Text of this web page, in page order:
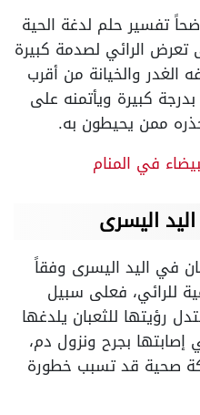
تفسير حلم لدغة الحية
الرائي لصدمة كبيرة
الغدر والخيانة من أقرب
كبيرة ويأتمنه على
ممن يحيطون به.
في المنام
اليسرى
في اليد اليسرى وفقاً
للرائي، فعلى سبيل
رؤيتها للثعبان يلدغها
بجرح ونزول دم،
صحية قد تسبب خطورة